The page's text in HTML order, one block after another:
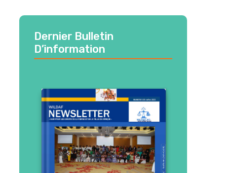
Dernier Bulletin
D’information